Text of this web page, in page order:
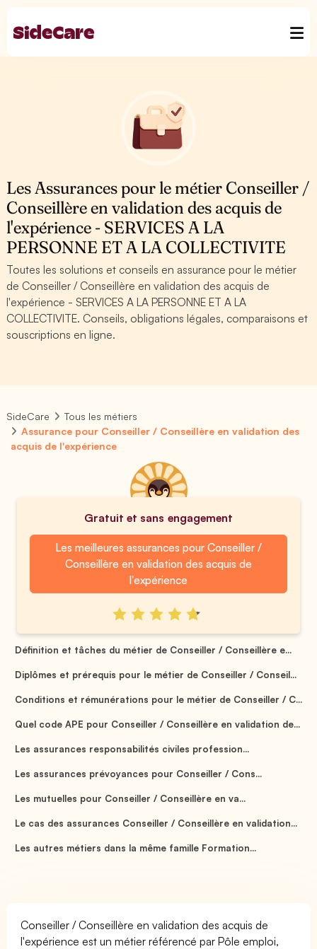
Les Assurances pour le métier Conseiller /
Conseillère en validation des acquis de
l'expérience - SERVICES A LA
PERSONNE ET A LA COLLECTIVITE
Toutes les solutions et conseils en assurance pour le métier
de Conseiller / Conseillère en validation des acquis de
l'expérience - SERVICES A LA PERSONNE ET A LA
COLLECTIVITE. Conseils, obligations légales, comparaisons et
souscriptions en ligne.
SideCare
Tous les métiers
Assurance pour Conseiller / Conseillère en validation des
acquis de l'expérience
Gratuit et sans engagement
Les meilleures assurances pour Conseiller /
Conseillère en validation des acquis de
l'expérience
Définition et tâches du métier de Conseiller / Conseillère e...
Diplômes et prérequis pour le métier de Conseiller / Conseil...
Conditions et rémunérations pour le métier de Conseiller / C...
Quel code APE pour Conseiller / Conseillère en validation de...
Les assurances responsabilités civiles profession...
Les assurances prévoyances pour Conseiller / Cons...
Les mutuelles pour Conseiller / Conseillère en va...
Le cas des assurances Conseiller / Conseillère en validation...
Les autres métiers dans la même famille Formation...
Conseiller / Conseillère en validation des acquis de
l'expérience est un métier référencé par Pôle emploi,